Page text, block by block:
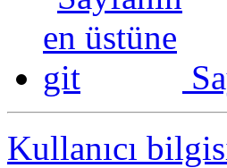
Kullanıcı